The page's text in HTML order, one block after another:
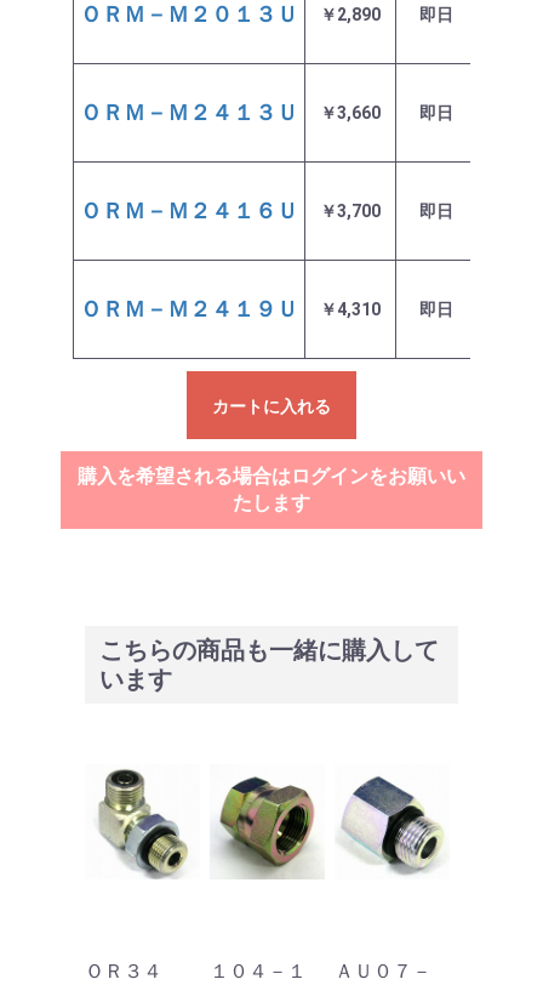
ＯＲＭ－Ｍ２０１３Ｕ ￥2,890 即日
ＯＲＭ－Ｍ２４１３Ｕ ￥3,660 即日
ＯＲＭ－Ｍ２４１６Ｕ ￥3,700 即日
ＯＲＭ－Ｍ２４１９Ｕ ￥4,310 即日
カートに入れる
購入を希望される場合はログインをお願いい
たします
こちらの商品も一緒に購入して
います
ＯＲ３４
１０４－１
ＡＵ０７－